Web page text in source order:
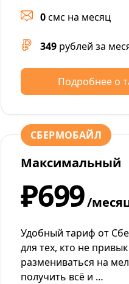
0смс на месяц
349 рублей за
Подробнее о
СБЕРМОБАЙЛ
Максимальный
₽699/
Удобный тариф от
для тех, кто не привык
размениваться на
получить всё и …